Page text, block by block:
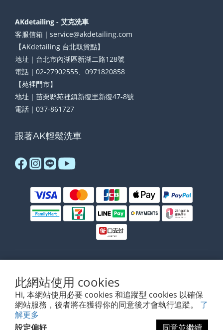
此網站使用 cookies
Hi, 本網站使用必要 cookies 和追蹤型 cookies 以確保
網站服務，後者將在獲得你的同意後才會執行追蹤。 了
解更多
設定偏好
同意並繼續
AKdetailing - 艾克洗車
客服信箱｜service@akdetailing.com
【AKdetailing 台北取貨點】
地址｜台北市內湖區新湖二路128號
電話｜02-27902555、0971820858
【苑裡門市】
地址｜苗栗縣苑裡鎮新復里新復47-8號
電話｜037-861727
跟著AK輕鬆洗車